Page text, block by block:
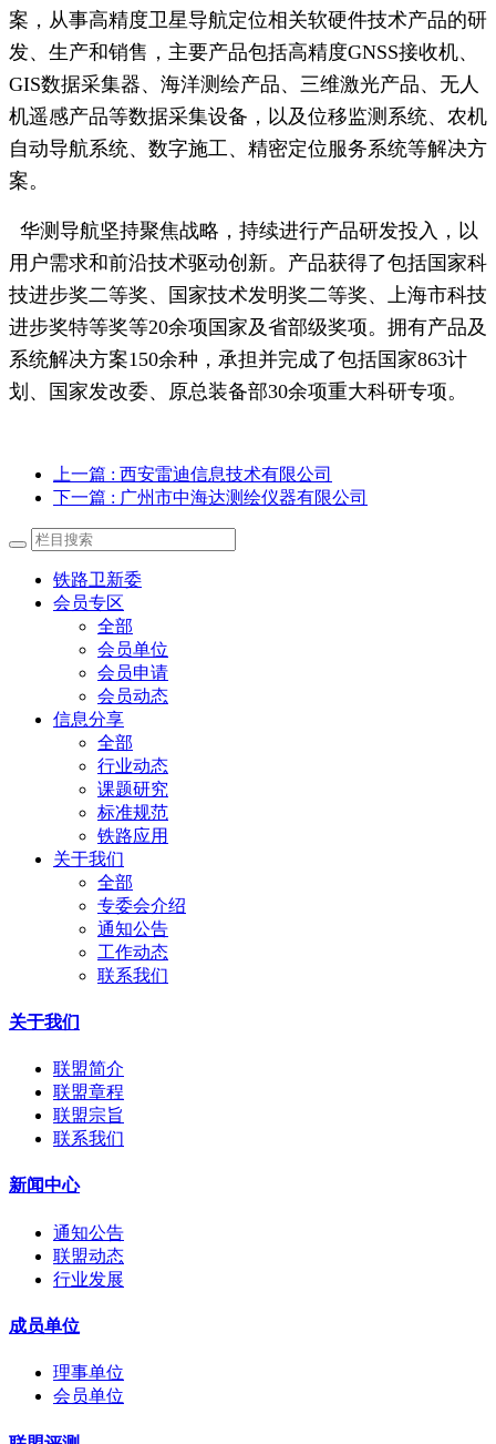
案，从事高精度卫星导航定位相关软硬件技术产品的研
发、生产和销售，主要产品包括高精度GNSS接收机、
GIS数据采集器、海洋测绘产品、三维激光产品、无人
机遥感产品等数据采集设备，以及位移监测系统、农机
自动导航系统、数字施工、精密定位服务系统等解决方
案。
华测导航坚持聚焦战略，持续进行产品研发投入，以
用户需求和前沿技术驱动创新。产品获得了包括国家科
技进步奖二等奖、国家技术发明奖二等奖、上海市科技
进步奖特等奖等20余项国家及省部级奖项。拥有产品及
系统解决方案150余种，承担并完成了包括国家863计
划、国家发改委、原总装备部30余项重大科研专项。
上一篇 : 西安雷迪信息技术有限公司
下一篇 : 广州市中海达测绘仪器有限公司
铁路卫新委
会员专区
全部
会员单位
会员申请
会员动态
信息分享
全部
行业动态
课题研究
标准规范
铁路应用
关于我们
全部
专委会介绍
通知公告
工作动态
联系我们
关于我们
联盟简介
联盟章程
联盟宗旨
联系我们
新闻中心
通知公告
联盟动态
行业发展
成员单位
理事单位
会员单位